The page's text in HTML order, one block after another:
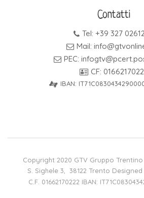
Contatti
Tel: +39 327
Mail:
PEC:
CF:
IBAN:
Copyright 2020 GTV Gruppo
S. Sighele 3, 38122 Trento
C.F. 01662170222 IBAN: